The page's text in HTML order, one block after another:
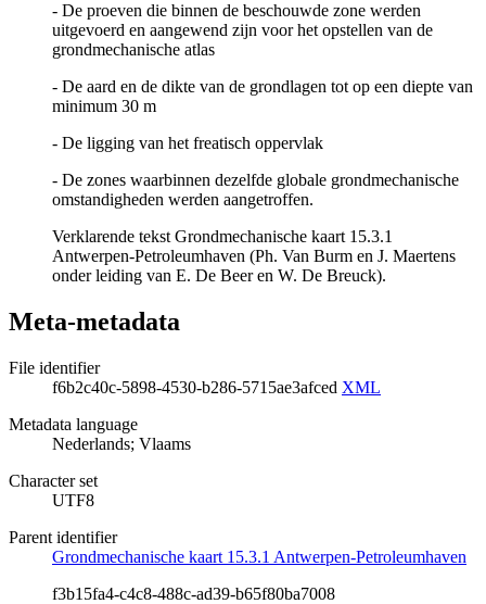
- De proeven die binnen de beschouwde zone werden
uitgevoerd en aangewend zijn voor het opstellen van de
grondmechanische atlas
- De aard en de dikte van de grondlagen tot op een diepte van
minimum 30 m
- De ligging van het freatisch oppervlak
- De zones waarbinnen dezelfde globale grondmechanische
omstandigheden werden aangetroffen.
Verklarende tekst Grondmechanische kaart 15.3.1
Antwerpen-Petroleumhaven (Ph. Van Burm en J. Maertens
onder leiding van E. De Beer en W. De Breuck).
Meta-metadata
File identifier
f6b2c40c-5898-4530-b286-5715ae3afced XML
Metadata language
Nederlands; Vlaams
Character set
UTF8
Parent identifier
Grondmechanische kaart 15.3.1 Antwerpen-Petroleumhaven
f3b15fa4-c4c8-488c-ad39-b65f80ba7008